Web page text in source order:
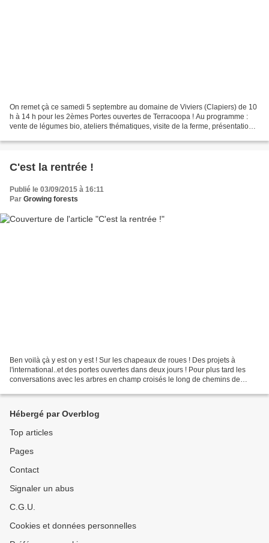
On remet çà ce samedi 5 septembre au domaine de Viviers (Clapiers) de 10
h à 14 h pour les 2èmes Portes ouvertes de Terracoopa ! Au programme :
vente de légumes bio, ateliers thématiques, visite de la ferme, présentation
C'est la rentrée !
Publié le 03/09/2015 à 16:11
Par Growing forests
Ben voilà çà y est on y est ! Sur les chapeaux de roues ! Des projets à
l'international..et des portes ouvertes dans deux jours ! Pour plus tard les
conversations avec les arbres en champ croisés le long de chemins de
Hébergé par Overblog
Top articles
Pages
Contact
Signaler un abus
C.G.U.
Cookies et données personnelles